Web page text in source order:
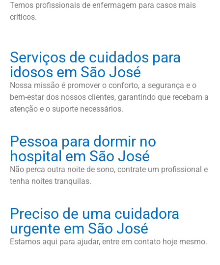
Temos profissionais de enfermagem para casos mais
críticos.
Serviços de cuidados para
idosos em São José
Nossa missão é promover o conforto, a segurança e o
bem-estar dos nossos clientes, garantindo que recebam a
atenção e o suporte necessários.
Pessoa para dormir no
hospital em São José
Não perca outra noite de sono, contrate um profissional e
tenha noites tranquilas.
Preciso de uma cuidadora
urgente em São José
Estamos aqui para ajudar, entre em contato hoje mesmo.